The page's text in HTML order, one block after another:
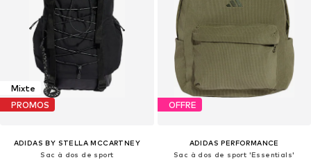
Mixte
PROMOS
ADIDAS BY STELLA MCCARTNEY
Sac à dos de sport
OFFRE
ADIDAS PERFORMANCE
Sac à dos de sport 'Essentials'